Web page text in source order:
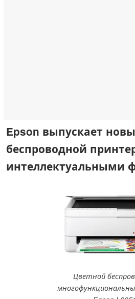
Epson выпускает
беспроводной
интеллектуальными
Цветной